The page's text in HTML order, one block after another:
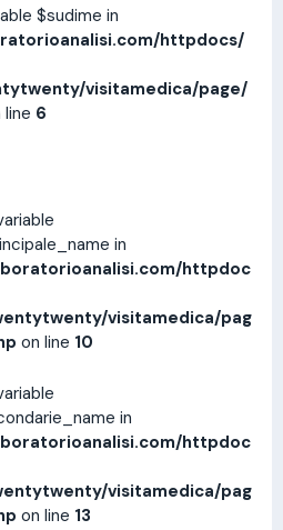
$sudime in
httpdocs/
visitamedica/page/
line 6
in
httpdoc
visitamedica/pag
on line 10
in
httpdoc
visitamedica/pag
on line 13